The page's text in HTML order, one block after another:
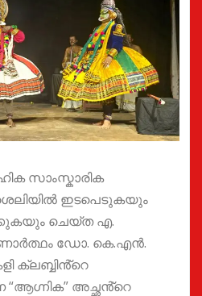
സാംസ്കാരിക
ഇടപെടുകയും
ചെയ്ത എ.
ഡോ. കെ.എൻ.
ക്ലബ്ബിൻ്റെ
അച്ഛൻ്റെ